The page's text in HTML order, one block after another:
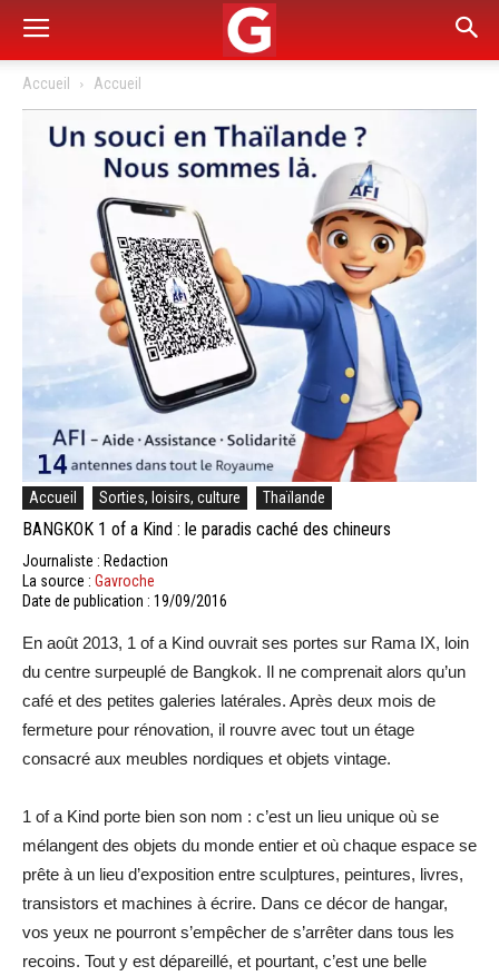
Accueil Accueil
Accueil Sorties, loisirs, culture Thaïlande
BANGKOK 1 of a Kind : le paradis caché des chineurs
Journaliste : Redaction
La source : Gavroche
Date de publication : 19/09/2016
En août 2013, 1 of a Kind ouvrait ses portes sur Rama IX, loin
du centre surpeuplé de Bangkok. Il ne comprenait alors qu’un
café et des petites galeries latérales. Après deux mois de
fermeture pour rénovation, il rouvre avec tout un étage
consacré aux meubles nordiques et objets vintage.
1 of a Kind porte bien son nom : c’est un lieu unique où se
mélangent des objets du monde entier et où chaque espace se
prête à un lieu d’exposition entre sculptures, peintures, livres,
transistors et machines à écrire. Dans ce décor de hangar,
vos yeux ne pourront s’empêcher de s’arrêter dans tous les
recoins. Tout y est dépareillé, et pourtant, c’est une belle